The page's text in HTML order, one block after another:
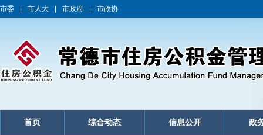
市委 市人大 市政府 市政协
首页 综合动态 信息公开 政